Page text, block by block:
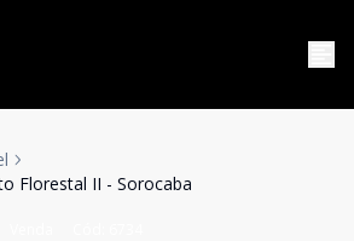
Florestal II - Sorocaba